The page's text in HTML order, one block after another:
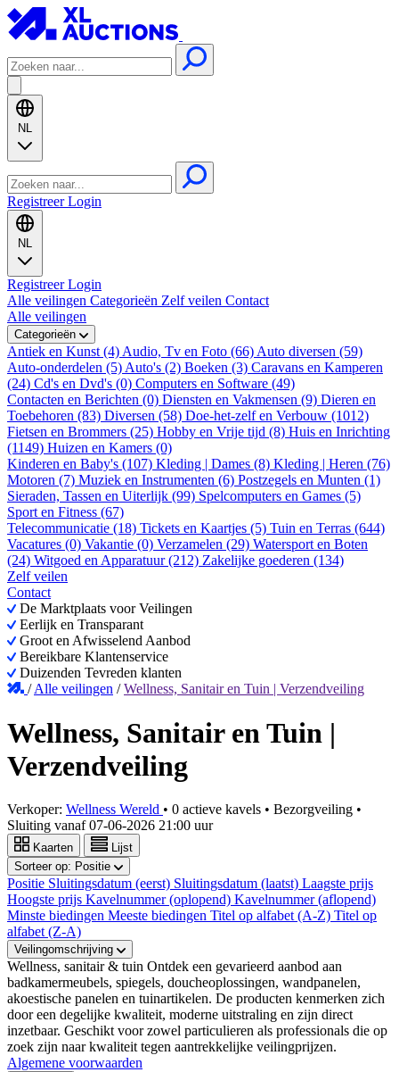
NL
RegistreerLogin
NL
RegistreerLogin
Alle veilingen Categorieën Zelf veilen Contact
Alle veilingen
Categorieën
Antiek en Kunst (4) Audio, Tv en Foto (66) Auto diversen (59)
Auto-onderdelen (5) Auto's (2) Boeken (3) Caravans en Kamperen
(24) Cd's en Dvd's (0) Computers en Software (49)
Contacten en Berichten (0) Diensten en Vakmensen (9) Dieren en
Toebehoren (83) Diversen (58) Doe-het-zelf en Verbouw (1012)
Fietsen en Brommers (25) Hobby en Vrije tijd (8) Huis en Inrichting
(1149) Huizen en Kamers (0)
Kinderen en Baby's (107) Kleding | Dames (8) Kleding | Heren (76)
Motoren (7) Muziek en Instrumenten (6) Postzegels en Munten (1)
Sieraden, Tassen en Uiterlijk (99) Spelcomputers en Games (5)
Sport en Fitness (67)
Telecommunicatie (18) Tickets en Kaartjes (5) Tuin en Terras (644)
Vacatures (0) Vakantie (0) Verzamelen (29) Watersport en Boten
(24) Witgoed en Apparatuur (212) Zakelijke goederen (134)
Zelf veilen
Contact
De Marktplaats voor Veilingen
Eerlijk en Transparant
Groot en Afwisselend Aanbod
Bereikbare Klantenservice
Duizenden Tevreden klanten
/Alle veilingen /Wellness, Sanitair en Tuin | Verzendveiling
Wellness, Sanitair en Tuin |
Verzendveiling
Verkoper: Wellness Wereld • 0 actieve kavels • Bezorgveiling •
Sluiting vanaf07-06-2026 21:00 uur
Kaarten
Lijst
Sorteer op: Positie
Positie Sluitingsdatum (eerst) Sluitingsdatum (laatst) Laagste prijs
Hoogste prijs Kavelnummer (oplopend) Kavelnummer (aflopend)
Minste biedingen Meeste biedingen Titel op alfabet (A-Z) Titel op
alfabet (Z-A)
Veilingomschrijving
Wellness, sanitair & tuin Ontdek een gevarieerd aanbod aan
badkamermeubels, spiegels, doucheoplossingen, wandpanelen,
akoestische panelen en tuinartikelen. De producten kenmerken zich
door een degelijke kwaliteit, moderne uitstraling en zijn direct
inzetbaar. Geschikt voor zowel particulieren als professionals die op
zoek zijn naar kwaliteit tegen aantrekkelijke veilingprijzen.
Algemene voorwaarden